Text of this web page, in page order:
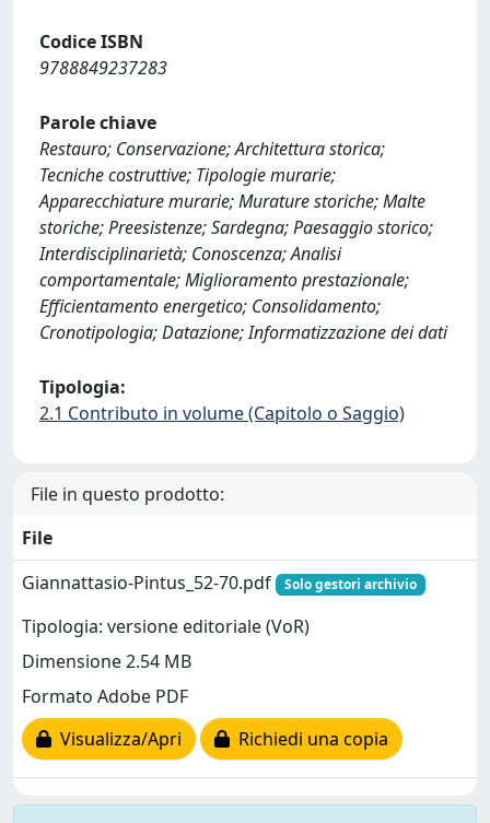
Codice ISBN
9788849237283
Parole chiave
Restauro; Conservazione; Architettura storica;
Tecniche costruttive; Tipologie murarie;
Apparecchiature murarie; Murature storiche; Malte
storiche; Preesistenze; Sardegna; Paesaggio storico;
Interdisciplinarietà; Conoscenza; Analisi
comportamentale; Miglioramento prestazionale;
Efficientamento energetico; Consolidamento;
Cronotipologia; Datazione; Informatizzazione dei dati
Tipologia:
2.1 Contributo in volume (Capitolo o Saggio)
File in questo prodotto:
File
Giannattasio-Pintus_52-70.pdf
Solo gestori archivio
Tipologia: versione editoriale (VoR)
Dimensione 2.54 MB
Formato Adobe PDF
Visualizza/Apri
Richiedi una copia